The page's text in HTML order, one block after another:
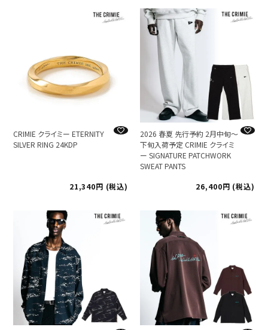
CRIMIE クライミー ETERNITY
SILVER RING 24KDP
21,340 税込
2026 春夏 先行予約 2月中旬～
下旬入荷予定 CRIMIE クライミ
ー SIGNATURE PATCHWORK
SWEAT PANTS
26,400
税込